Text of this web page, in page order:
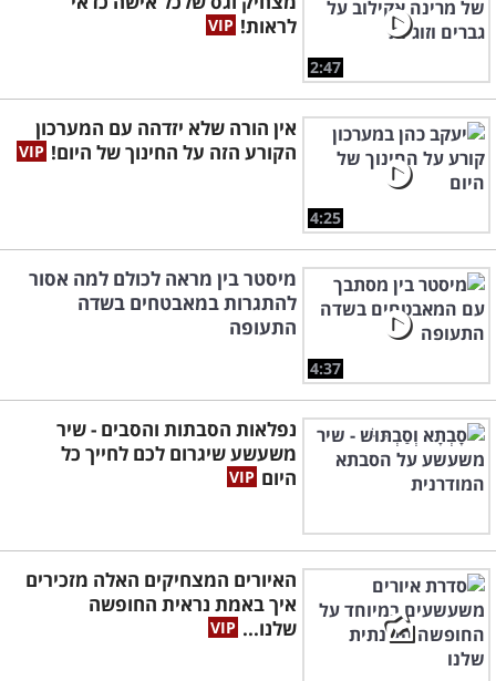
2:47
לראות!
4:25
אין הורה שלא יזדהה עם המערכון
הקורע הזה על החינוך של היום!
4:37
מיסטר בין מראה לכולם למה אסור
להתגרות במאבטחים בשדה
התעופה
נפלאות הסבתות והסבים - שיר
משעשע שיגרום לכם לחייך כל
היום
האיורים המצחיקים האלה מזכירים
איך באמת נראית החופשה
שלנו...